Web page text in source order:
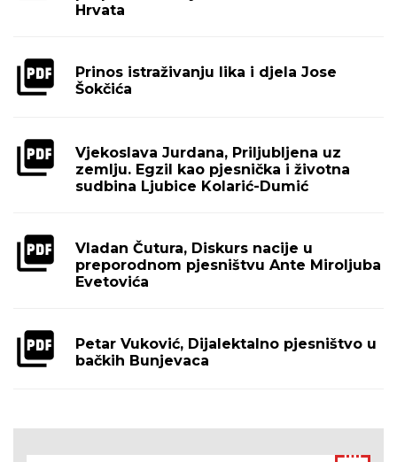
Hrvata
Prinos istraživanju lika i djela Jose
Šokčića
Vjekoslava Jurdana, Priljubljena uz
zemlju. Egzil kao pjesnička i životna
sudbina Ljubice Kolarić-Dumić
Vladan Čutura, Diskurs nacije u
preporodnom pjesništvu Ante Miroljuba
Evetovića
Petar Vuković, Dijalektalno pjesništvo u
bačkih Bunjevaca